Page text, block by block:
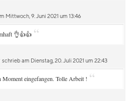
Mittwoch, 9. Juni 2021 um 13:46
👌👍👍 “
schrieb am Dienstag, 20. Juli 2021 um 22:43
Moment eingefangen. Tolle Arbeit ! “